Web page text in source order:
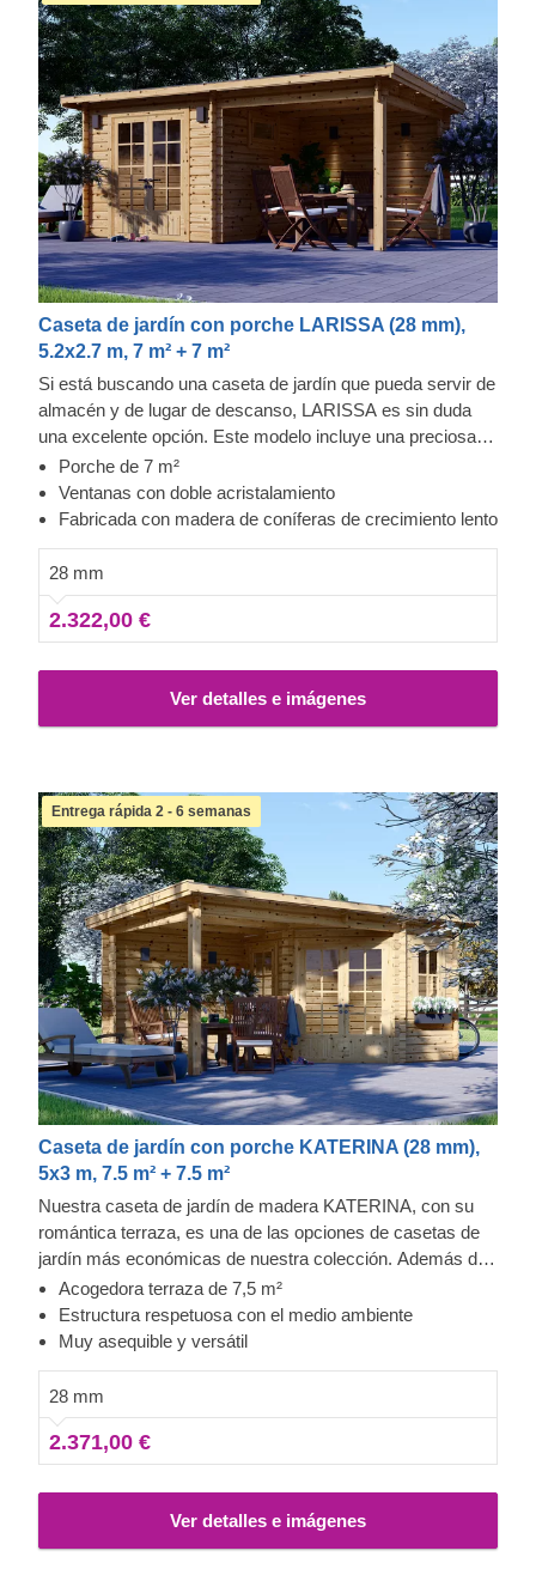
Caseta de jardín con porche LARISSA (28 mm),
5.2x2.7 m, 7 m² + 7 m²
Si está buscando una caseta de jardín que pueda servir de
almacén y de lugar de descanso, LARISSA es sin duda
una excelente opción. Este modelo incluye una preciosa
terraza de 7 m² que puede decorar con muebles de
exterior. Podrá invitar a sus amigos (o vecinos) a pasar
buenos momentos. También podrá relajarse en su propio
no acompaña, siempre puede entrar en su caseta y
relajarse. ¡Con LARISSA, la elección es suya!
Porche de 7 m²
Ventanas con doble acristalamiento
Fabricada con madera de coníferas de crecimiento lento
28 mm
2.322,00 €
Ver detalles e imágenes
Entrega rápida 2 - 6 semanas
Caseta de jardín con porche KATERINA (28 mm),
5x3 m, 7.5 m² + 7.5 m²
Nuestra caseta de jardín de madera KATERINA, con su
romántica terraza, es una de las opciones de casetas de
jardín más económicas de nuestra colección. Además de
ser una opción ideal para el almacenamiento y contar con
una precisoa terraza donde poder descansar al aire libre,
ofrece una funcionalidad excepcional por su precio.
placenteros descansos entre las actividades de jardinería
en su nueva caseta de jardín.
Acogedora terraza de 7,5 m²
Estructura respetuosa con el medio ambiente
Muy asequible y versátil
28 mm
2.371,00 €
Ver detalles e imágenes